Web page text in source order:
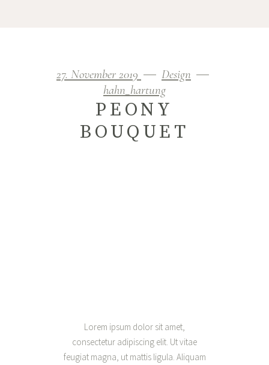
27. November 2019
Design
hahn_hartung
PEONY
BOUQUET
Lorem ipsum dolor sit amet,
consectetur adipiscing elit. Ut vitae
feugiat magna, ut mattis ligula. Aliquam